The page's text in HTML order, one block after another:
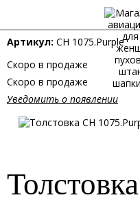
Артикул: CH 1075.Purple
Скоро в продаже
Скоро в продаже
Уведомить о появлении